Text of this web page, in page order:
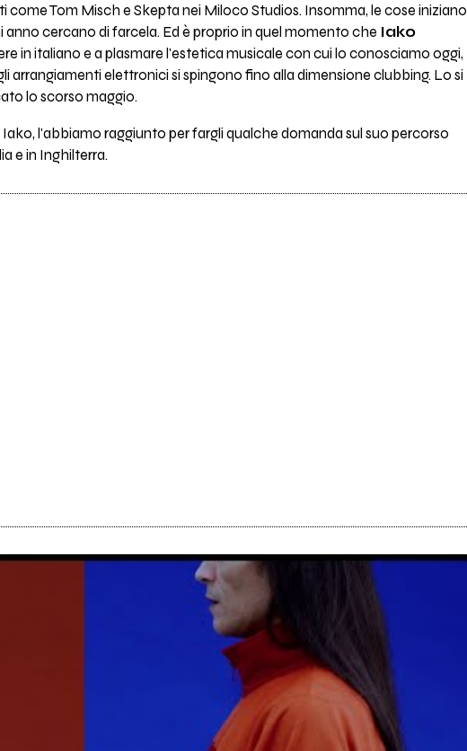
Tom Misch e Skepta nei Miloco Studios. Insomma, le cose iniziano
cercano di farcela. Ed è proprio in quel momento che Iako
in italiano e a plasmare l'estetica musicale con cui lo conosciamo oggi,
elettronici si spingono fino alla dimensione clubbing. Lo si
lo scorso maggio.
l'abbiamo raggiunto per fargli qualche domanda sul suo percorso
e in Inghilterra.